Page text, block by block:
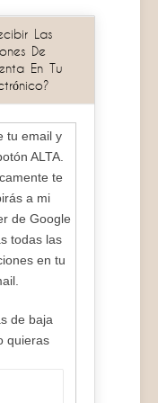
Las
De
En Tu
tu email y
ALTA.
te
a mi
de Google
todas las
en tu
de baja
quieras